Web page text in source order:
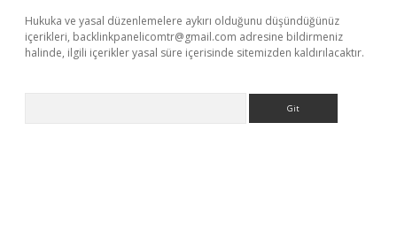
Hukuka ve yasal düzenlemelere aykırı olduğunu düşündüğünüz
içerikleri, backlinkpanelicomtr@gmail.com adresine bildirmeniz
halinde, ilgili içerikler yasal süre içerisinde sitemizden kaldırılacaktır.